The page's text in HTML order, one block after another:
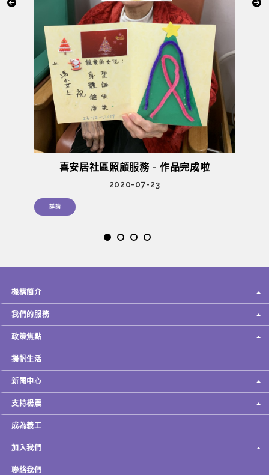
喜安居社區照顧服務 - 作品完成啦
2020-07-23
詳請
機構簡介
我們的服務
政策焦點
揚帆生活
新聞中心
支持楊震
成為義工
加入我們
聯絡我們